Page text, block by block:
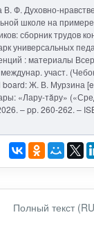
Ф. Духовно-
школе на
сборник трудов
универсальных
: материалы
участ.
board: Ж. В. Мурзина
«Лару-тăру»
– pp. 260-262. –
Полный текст